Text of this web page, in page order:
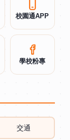
校園通APP
學校粉專
交通